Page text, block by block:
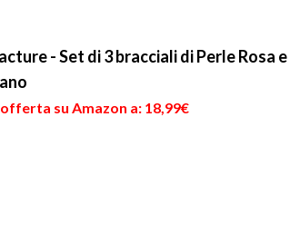
- Set di 3 bracciali di Perle Rosa
su Amazon a: 18,99€